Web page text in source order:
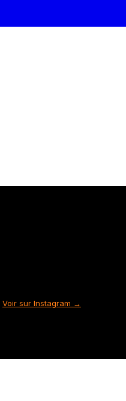
Voir sur Instagram →